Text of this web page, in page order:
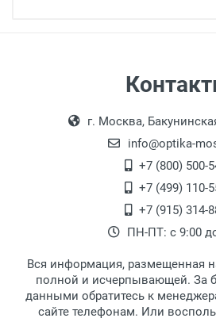
Ширина линзы:
Ширина мостика:
Тип дужки:
Материал линзы:
Материал оправы:
Материал дужки:
Оплата
наличными
выдачи товара.
Перечисление средств на
18:00, по субботам с
офисе по
Переведеновский
второй этаж, тел. +7
После того, как заказ
выдачи, наш
клиентом и
товара.
Для получения
обязательно иметь
Заказ необходимо
г. Москва,
info@optika-
+7 (800) 500-
+7 (499) 110-
+7 (915) 314-
ПН-ПТ: с 9:00
Вся информация, размещенная
полной и исчерпывающей. За
данными обратитесь к
сайте телефонам. Или